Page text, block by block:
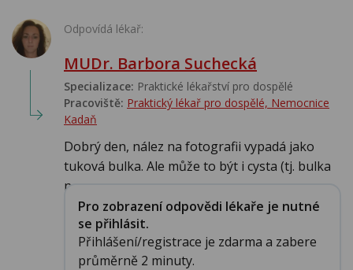
Odpovídá lékař:
MUDr. Barbora Suchecká
Specializace: Praktické lékařství pro dospělé
Pracoviště: Praktický lékař pro dospělé, Nemocnice
Kadaň
Dobrý den, nález na fotografii vypadá jako
tuková bulka. Ale může to být i cysta (tj. bulka
n...
Pro zobrazení odpovědi lékaře je nutné
se přihlásit.
Přihlášení/registrace je zdarma a zabere
průměrně 2 minuty.